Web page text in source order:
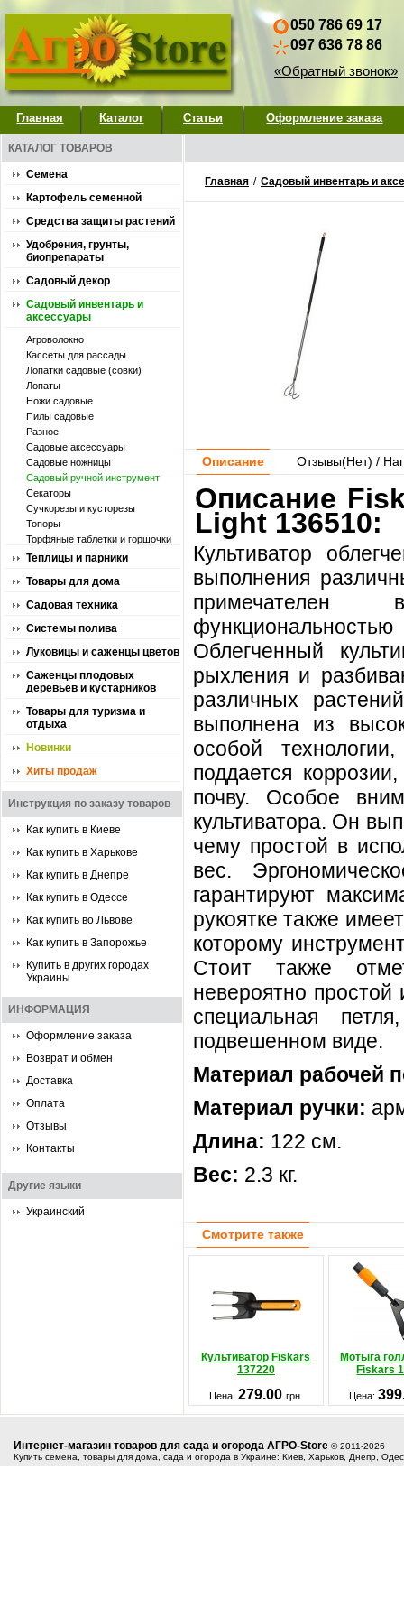
050 786 69 17
097 636 78 86
«Обратный звонок»
Главная Каталог Статьи Оформление заказа
КАТАЛОГ ТОВАРОВ
Семена
Картофель семенной
Средства защиты растений
Удобрения, грунты,
биопрепараты
Садовый декор
Садовый инвентарь и
аксессуары
Агроволокно
Кассеты для рассады
Лопатки садовые (совки)
Лопаты
Ножи садовые
Пилы садовые
Разное
Садовые аксессуары
Садовые ножницы
Садовый ручной инструмент
Секаторы
Сучкорезы и кусторезы
Топоры
Торфяные таблетки и горшочки
Теплицы и парники
Товары для дома
Садовая техника
Системы полива
Луковицы и саженцы цветов
Саженцы плодовых
деревьев и кустарников
Товары для туризма и
отдыха
Новинки
Хиты продаж
Инструкция по заказу товаров
Как купить в Киеве
Как купить в Харькове
Как купить в Днепре
Как купить в Одессе
Как купить во Львове
Как купить в Запорожье
Купить в других городах
Украины
ИНФОРМАЦИЯ
Оформление заказа
Возврат и обмен
Доставка
Оплата
Отзывы
Контакты
Другие языки
Украинский
Главная / Садовый инвентарь и
Описание Отзывы(Нет) /
Описание
Light 136510:
Культиватор
выполнения
примечателен
Облегченный
рыхления и
различных
выполнена из
особой
поддается
почву. Особое
культиватора. Он
чему простой в
вес.
гарантируют
рукоятке также
которому
Стоит также
невероятно
специальная
подвешенном виде.
Материал рабочей
Материал ручки:
Длина: 122 см.
Вес: 2.3 кг.
Смотрите также
Культиватор Fiskars
137220
Мотыга
Fiskars
Цена: 279.00 грн. Цена:
Интернет-магазин товаров для сада и огорода АГРО-Store © 2011-2026
Купить семена, товары для дома, сада и огорода в Украине: Киев, Харьков, Днепр,